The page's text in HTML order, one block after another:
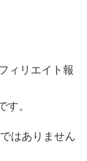
ィリエイト報
。
はありません